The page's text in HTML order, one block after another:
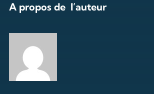
A propos de l’auteur